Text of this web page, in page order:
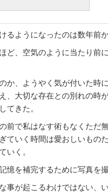
るようになったのは数年前か
ど、空気のように当たり前
か、ようやく気が付いた時
、大切な存在との別れの時
てきた。
前で私はなす術もなくただ
ていく時間は愛おしいもの
いく。
憶を補完するために写真を撮
事が起こるわけではない、